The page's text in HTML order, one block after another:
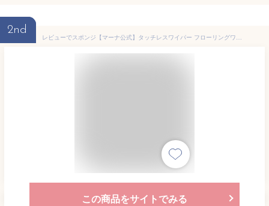
2nd
レビューでスポンジ【マーナ公式】タッチレスワイパー フローリングワイパー ワンタッチ 本体 フロアワイパー フロアワイプ 床 掃除 スタンド 収納 ロング モップ 便利グッズ おしゃれ かわいい リビング キッチン トイレ 階段 床拭き スリム W655
この商品をサイトでみる